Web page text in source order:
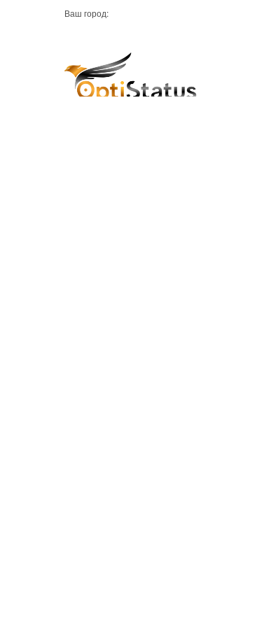
Ваш город: